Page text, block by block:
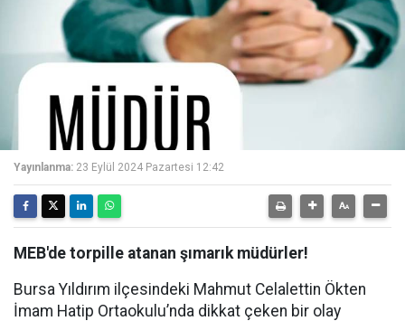
Yayınlanma: 23 Eylül 2024 Pazartesi 12:42
MEB'de torpille atanan şımarık müdürler!
Bursa Yıldırım ilçesindeki Mahmut Celalettin Ökten
İmam Hatip Ortaokulu’nda dikkat çeken bir olay